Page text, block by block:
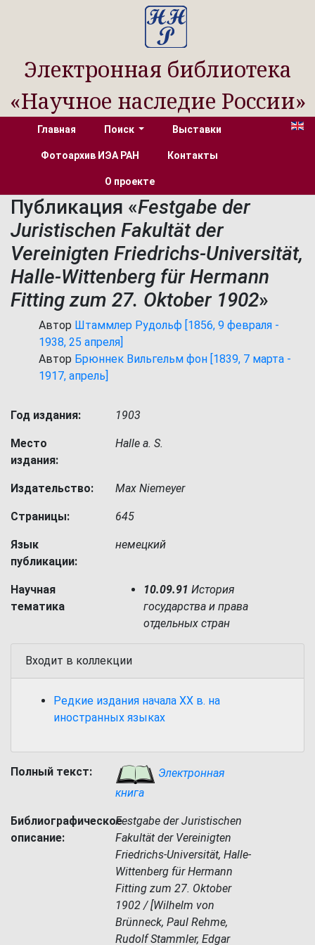
Электронная библиотека
«Научное наследие России»
Главная Поиск Выставки
Фотоархив ИЭА РАН Контакты
О проекте
Публикация «Festgabe der
Juristischen Fakultät der
Vereinigten Friedrichs-Universität,
Halle-Wittenberg für Hermann
Fitting zum 27. Oktober 1902»
Автор Штаммлер Рудольф [1856, 9 февраля -
1938, 25 апреля]
Автор Брюннек Вильгельм фон [1839, 7 марта -
1917, апрель]
Год издания: 1903
Место
издания:
Halle a. S.
Издательство: Max Niemeyer
Страницы: 645
Язык
публикации:
немецкий
Научная
тематика
10.09.91 История
государства и права
отдельных стран
Входит в коллекции
Редкие издания начала XX в. на
иностранных языках
Полный текст:
Электронная
книга
Библиографическое
описание:
Festgabe der Juristischen
Fakultät der Vereinigten
Friedrichs-Universität, Halle-
Wittenberg für Hermann
Fitting zum 27. Oktober
1902 / [Wilhelm von
Brünneck, Paul Rehme,
Rudolf Stammler, Edgar